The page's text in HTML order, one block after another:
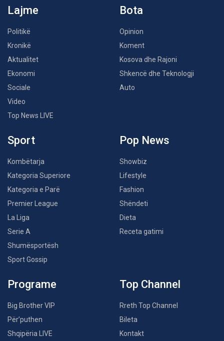
Lajme
Politikë
Kronikë
Aktualitet
Ekonomi
Sociale
Video
Top News LIVE
Bota
Opinion
Koment
Kosova dhe Rajoni
Shkencë dhe Teknologji
Auto
Sport
Kombëtarja
Kategoria Superiore
Kategoria e Parë
Premier League
La Liga
Serie A
Shumësportësh
Sport Gossip
Pop News
Showbiz
Lifestyle
Fashion
Shëndeti
Dieta
Receta gatimi
Programe
Big Brother VIP
Për’puthen
Shqipëria LIVE
Top Channel
Rreth Top Channel
Bileta
Kontakt